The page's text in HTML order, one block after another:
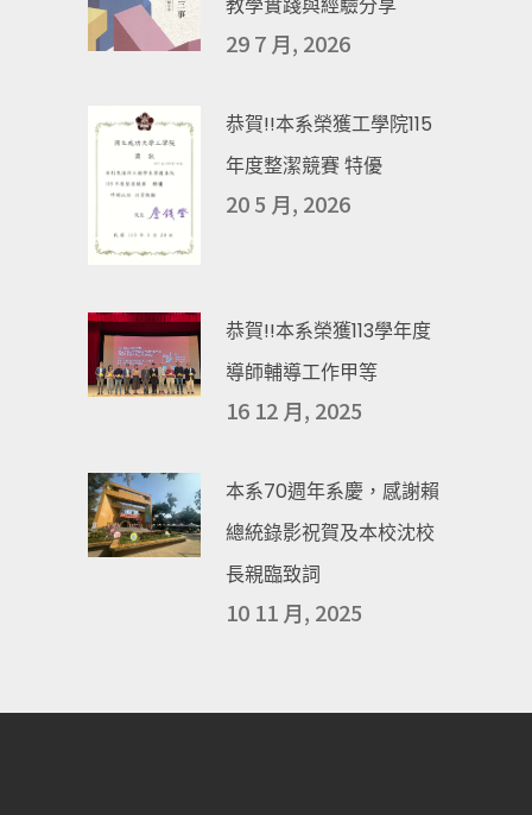
29 7 月, 2026
恭賀!!本系榮獲工學院115
年度整潔競賽 特優
20 5 月, 2026
恭賀!!本系榮獲113學年度
導師輔導工作甲等
16 12 月, 2025
本系70週年系慶，感謝賴
總統錄影祝賀及本校沈校
長親臨致詞
10 11 月, 2025